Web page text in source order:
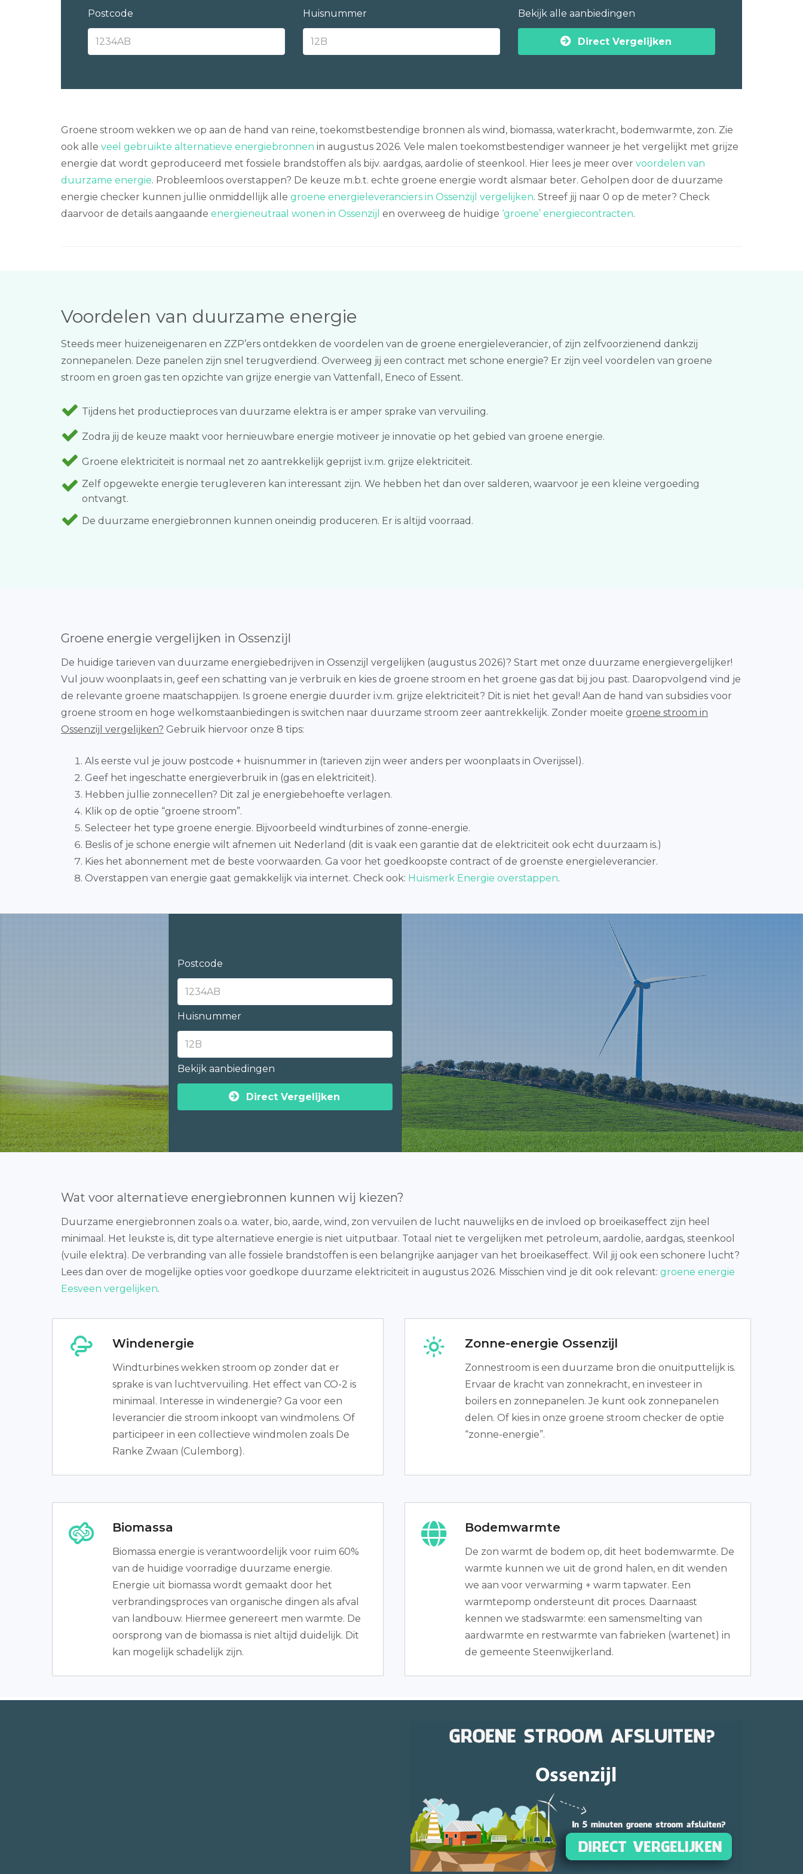
Postcode Huisnummer Bekijk alle aanbiedingen
Direct Vergelijken
Groene stroom wekken we op aan de hand van reine, toekomstbestendige bronnen als wind, biomassa, waterkracht, bodemwarmte, zon. Zie
ook alle veel gebruikte alternatieve energiebronnen in augustus 2026. Vele malen toekomstbestendiger wanneer je het vergelijkt met grijze
energie dat wordt geproduceerd met fossiele brandstoffen als bijv. aardgas, aardolie of steenkool. Hier lees je meer over voordelen van
duurzame energie. Probleemloos overstappen? De keuze m.b.t. echte groene energie wordt alsmaar beter. Geholpen door de duurzame
energie checker kunnen jullie onmiddellijk alle groene energieleveranciers in Ossenzijl vergelijken. Streef jij naar 0 op de meter? Check
daarvoor de details aangaande energieneutraal wonen in Ossenzijl en overweeg de huidige ‘groene’ energiecontracten.
Voordelen van duurzame energie
Steeds meer huizeneigenaren en ZZP’ers ontdekken de voordelen van de groene energieleverancier, of zijn zelfvoorzienend dankzij
zonnepanelen. Deze panelen zijn snel terugverdiend. Overweeg jij een contract met schone energie? Er zijn veel voordelen van groene
stroom en groen gas ten opzichte van grijze energie van Vattenfall, Eneco of Essent.
Tijdens het productieproces van duurzame elektra is er amper sprake van vervuiling.
Zodra jij de keuze maakt voor hernieuwbare energie motiveer je innovatie op het gebied van groene energie.
Groene elektriciteit is normaal net zo aantrekkelijk geprijst i.v.m. grijze elektriciteit.
Zelf opgewekte energie terugleveren kan interessant zijn. We hebben het dan over salderen, waarvoor je een kleine vergoeding
ontvangt.
De duurzame energiebronnen kunnen oneindig produceren. Er is altijd voorraad.
Groene energie vergelijken in Ossenzijl
De huidige tarieven van duurzame energiebedrijven in Ossenzijl vergelijken (augustus 2026)? Start met onze duurzame energievergelijker!
Vul jouw woonplaats in, geef een schatting van je verbruik en kies de groene stroom en het groene gas dat bij jou past. Daaropvolgend vind je
de relevante groene maatschappijen. Is groene energie duurder i.v.m. grijze elektriciteit? Dit is niet het geval! Aan de hand van subsidies voor
groene stroom en hoge welkomstaanbiedingen is switchen naar duurzame stroom zeer aantrekkelijk. Zonder moeite groene stroom in
Ossenzijl vergelijken? Gebruik hiervoor onze 8 tips:
Als eerste vul je jouw postcode + huisnummer in (tarieven zijn weer anders per woonplaats in Overijssel).
Geef het ingeschatte energieverbruik in (gas en elektriciteit).
Hebben jullie zonnecellen? Dit zal je energiebehoefte verlagen.
Klik op de optie “groene stroom”.
Selecteer het type groene energie. Bijvoorbeeld windturbines of zonne-energie.
Beslis of je schone energie wilt afnemen uit Nederland (dit is vaak een garantie dat de elektriciteit ook echt duurzaam is.)
Kies het abonnement met de beste voorwaarden. Ga voor het goedkoopste contract of de groenste energieleverancier.
Overstappen van energie gaat gemakkelijk via internet. Check ook: Huismerk Energie overstappen.
Postcode
Huisnummer
Bekijk aanbiedingen
Direct Vergelijken
Wat voor alternatieve energiebronnen kunnen wij kiezen?
Duurzame energiebronnen zoals o.a. water, bio, aarde, wind, zon vervuilen de lucht nauwelijks en de invloed op broeikaseffect zijn heel
minimaal. Het leukste is, dit type alternatieve energie is niet uitputbaar. Totaal niet te vergelijken met petroleum, aardolie, aardgas, steenkool
(vuile elektra). De verbranding van alle fossiele brandstoffen is een belangrijke aanjager van het broeikaseffect. Wil jij ook een schonere lucht?
Lees dan over de mogelijke opties voor goedkope duurzame elektriciteit in augustus 2026. Misschien vind je dit ook relevant: groene energie
Eesveen vergelijken.
Windenergie
Windturbines wekken stroom op zonder dat er
sprake is van luchtvervuiling. Het effect van CO-2 is
minimaal. Interesse in windenergie? Ga voor een
leverancier die stroom inkoopt van windmolens. Of
participeer in een collectieve windmolen zoals De
Ranke Zwaan (Culemborg).
Zonne-energie Ossenzijl
Zonnestroom is een duurzame bron die onuitputtelijk is.
Ervaar de kracht van zonnekracht, en investeer in
boilers en zonnepanelen. Je kunt ook zonnepanelen
delen. Of kies in onze groene stroom checker de optie
“zonne-energie”.
Biomassa
Biomassa energie is verantwoordelijk voor ruim 60%
van de huidige voorradige duurzame energie.
Energie uit biomassa wordt gemaakt door het
verbrandingsproces van organische dingen als afval
van landbouw. Hiermee genereert men warmte. De
oorsprong van de biomassa is niet altijd duidelijk. Dit
kan mogelijk schadelijk zijn.
Bodemwarmte
De zon warmt de bodem op, dit heet bodemwarmte. De
warmte kunnen we uit de grond halen, en dit wenden
we aan voor verwarming + warm tapwater. Een
warmtepomp ondersteunt dit proces. Daarnaast
kennen we stadswarmte: een samensmelting van
aardwarmte en restwarmte van fabrieken (wartenet) in
de gemeente Steenwijkerland.